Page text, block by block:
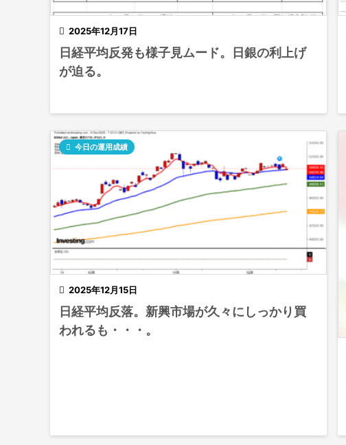
 2025年12月17日
日経平均反発も様子見ムード。日銀の利上げ
が迫る。
 2025年12月15日
 今日の運用成績
日経平均反落。新興市場が久々にしっかり買
われるも・・・。